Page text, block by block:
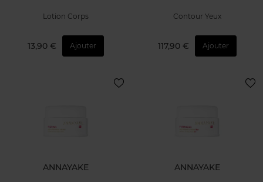
Lotion Corps
13,90 € Ajouter
Contour Yeux
117,90 € Ajouter
ANNAYAKE ANNAYAKE